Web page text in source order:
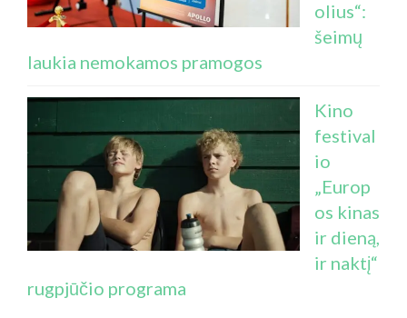
olius“:
šeimų
laukia nemokamos pramogos
Kino
festival
io
„Europ
os kinas
ir dieną,
ir naktį“
rugpjūčio programa